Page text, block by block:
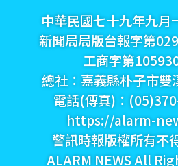
中華民國七十九年九月
新聞局局版台報字第
工商字第
總社：嘉義縣朴子市雙
電話(傳真)：
https://alarm-
警訊時報版權所有不
ALARM NEWS All